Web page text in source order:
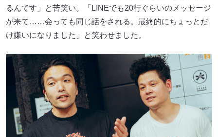
るんです」と苦笑い。「LINEでも20行ぐらいのメッセージ
が来て……会っても同じ話をされる。最終的にちょっとだ
け嫌いになりました」と笑わせました。